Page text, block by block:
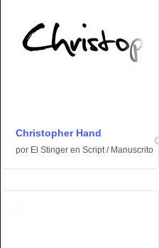
Christopher Hand
por El Stinger en Script/ Manuscrito